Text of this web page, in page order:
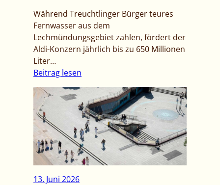
e
:
F
e
t
n
a
h
m
e
n
b
n
g
V
o
a
n
ü
n
d
i
g
u
Während Treuchtlinger Bürger teures
Fernwasser aus dem
Lechmündungsgebiet zahlen, fördert der
Aldi-Konzern jährlich bis zu 650 Millionen
Liter…
Beitrag lesen
m
g
e
h
ö
r
13. Juni 2026